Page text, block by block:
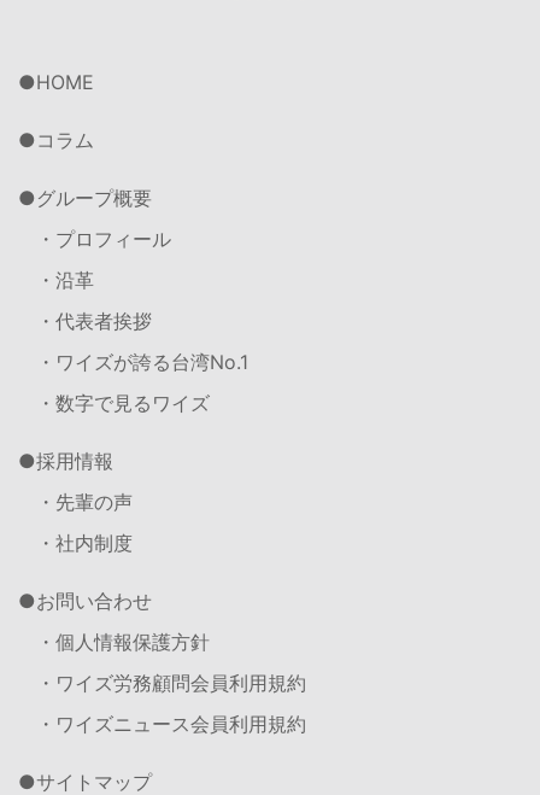
HOME
コラム
グループ概要
・プロフィール
・沿革
・代表者挨拶
・ワイズが誇る台湾No.1
・数字で見るワイズ
採用情報
・先輩の声
・社内制度
お問い合わせ
・個人情報保護方針
・ワイズ労務顧問会員利用規約
・ワイズニュース会員利用規約
サイトマップ